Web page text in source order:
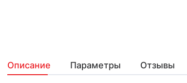
Описание Параметры Отзывы